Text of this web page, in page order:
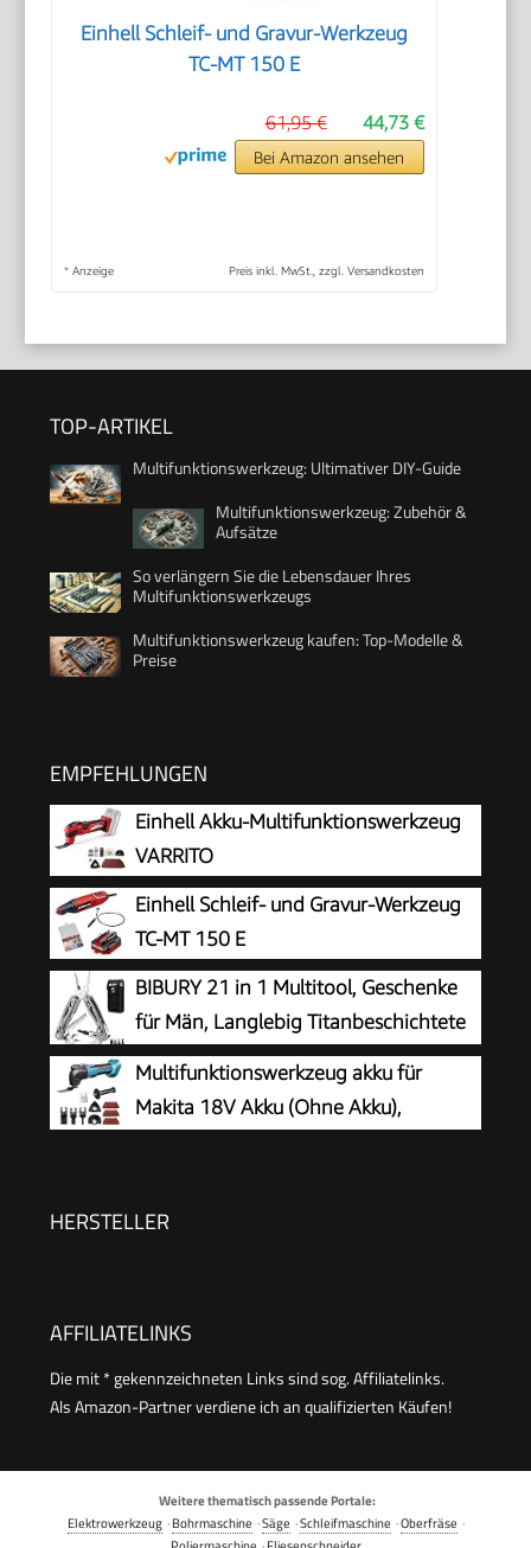
Einhell Schleif- und Gravur-Werkzeug
TC-MT 150 E
44,73 €
61,95 €
Bei Amazon ansehen
* Anzeige Preis inkl. MwSt., zzgl. Versandkosten
TOP-ARTIKEL
Multifunktionswerkzeug: Ultimativer DIY-Guide
Multifunktionswerkzeug: Zubehör &
Aufsätze
So verlängern Sie die Lebensdauer Ihres
Multifunktionswerkzeugs
Multifunktionswerkzeug kaufen: Top-Modelle &
Preise
EMPFEHLUNGEN
Einhell Akku-Multifunktionswerkzeug
VARRITO
Einhell Schleif- und Gravur-Werkzeug
TC-MT 150 E
BIBURY 21 in 1 Multitool, Geschenke
für Män, Langlebig Titanbeschichtete
Edelstahlzange mit Klappmesser, Säge
und Schraubendreherset,
Multifunktionswerkzeug für Outdoor, Camping,
Multifunktionswerkzeug akku für
Makita 18V Akku (Ohne Akku),
Multitool zum Entfernen, Schaben, Schneiden
HERSTELLER
AFFILIATELINKS
Die mit * gekennzeichneten Links sind sog. Affiliatelinks.
Als Amazon-Partner verdiene ich an qualifizierten Käufen!
Weitere thematisch passende Portale:
Elektrowerkzeug·Bohrmaschine ·Säge ·Schleifmaschine ·Oberfräse ·